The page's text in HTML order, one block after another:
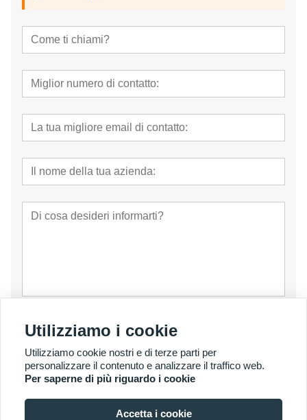
presentare
Utilizziamo i cookie
Utilizziamo cookie nostri e di terze parti per
personalizzare il contenuto e analizzare il traffico web.
Per saperne di più riguardo i cookie
Accetta i cookie